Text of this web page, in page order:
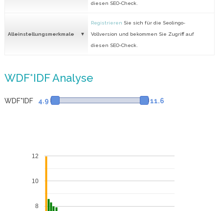
diesen SEO-Check.
Alleinstellungsmerkmale
Registrieren Sie sich für die Seolingo-
Vollversion und bekommen Sie Zugriff auf
diesen SEO-Check.
WDF*IDF Analyse
WDF*IDF 4.9 11.6
8
10
12